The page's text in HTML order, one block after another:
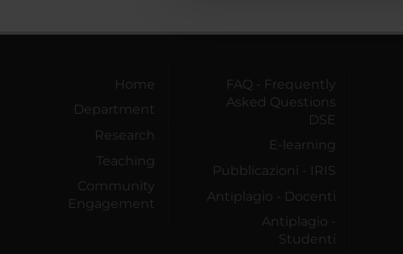
Home
Department
Research
Teaching
Community
Engagement
FAQ - Frequently
Asked Questions
DSE
E-learning
Pubblicazioni - IRIS
Antiplagio - Docenti
Antiplagio -
Studenti